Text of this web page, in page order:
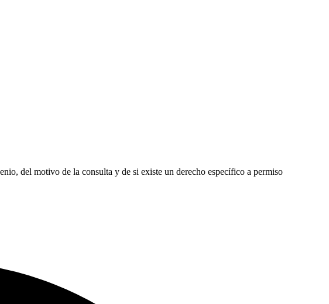
del motivo de la consulta y de si existe un derecho específico a permiso